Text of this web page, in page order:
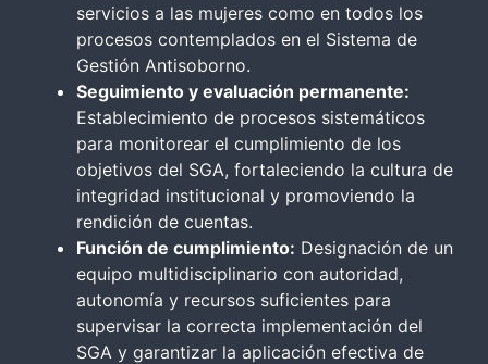
servicios a las mujeres como en todos los
procesos contemplados en el Sistema de
Gestión Antisoborno.
Seguimiento y evaluación permanente:
Establecimiento de procesos sistemáticos
para monitorear el cumplimiento de los
objetivos del SGA, fortaleciendo la cultura de
integridad institucional y promoviendo la
rendición de cuentas.
Función de cumplimiento: Designación de un
equipo multidisciplinario con autoridad,
autonomía y recursos suficientes para
supervisar la correcta implementación del
SGA y garantizar la aplicación efectiva de